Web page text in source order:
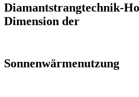
Diamantstrangtechnik-
Dimension der
Sonnenwärmenutzung